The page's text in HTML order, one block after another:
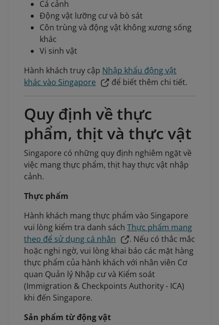
Cá cảnh
Động vật lưỡng cư và bò sát
Côn trùng và động vật không xương sống
khác
Vi sinh vật
Hành khách truy cập Nhập khẩu động vật
khác vào Singapore
để biết thêm chi tiết.
Quy định về thực
phẩm, thịt và thực vật
Singapore có những quy định nghiêm ngặt về
việc mang thực phẩm, thịt hay thực vật nhập
cảnh.
Thực phẩm
Hành khách mang thực phẩm vào Singapore
vui lòng kiểm tra danh sách Thực phẩm mang
theo để sử dụng cá nhân
. Nếu có thắc mắc
hoặc nghi ngờ, vui lòng khai báo các mặt hàng
thực phẩm của hành khách với nhân viên Cơ
quan Quản lý Nhập cư và Kiểm soát
(Immigration & Checkpoints Authority - ICA)
khi đến Singapore.
Sản phẩm từ động vật